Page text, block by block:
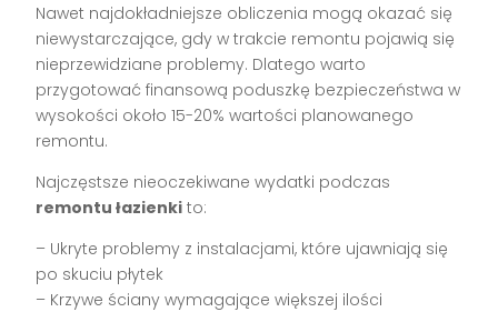
Nawet najdokładniejsze obliczenia mogą okazać się
niewystarczające, gdy w trakcie remontu pojawią się
nieprzewidziane problemy. Dlatego warto
przygotować finansową poduszkę bezpieczeństwa w
wysokości około 15-20% wartości planowanego
remontu.
Najczęstsze nieoczekiwane wydatki podczas
remontu łazienki to:
– Ukryte problemy z instalacjami, które ujawniają się
po skuciu płytek
– Krzywe ściany wymagające większej ilości